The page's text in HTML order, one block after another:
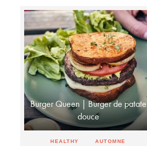
Burger Queen | Burger de patate
douce
HEALTHY AUTOMNE